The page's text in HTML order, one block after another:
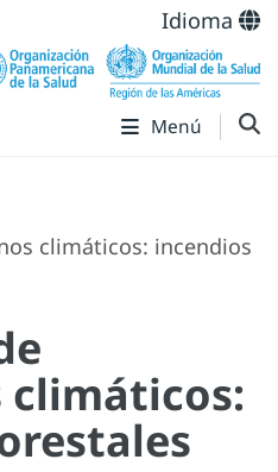
Idioma
Menú
climáticos: incendios
climáticos: